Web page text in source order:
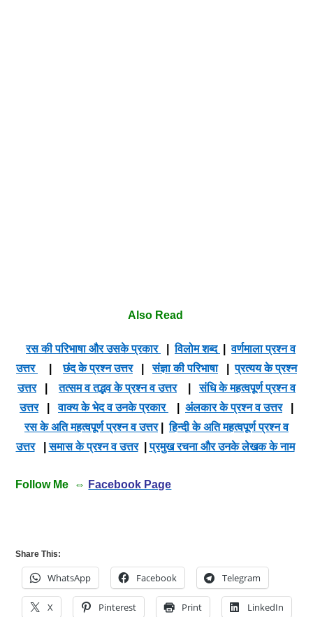
Also Read
रस की परिभाषा और उसके प्रकार |विलोम शब्द |वर्णमाला प्रश्न व
उत्तर
|छंद के प्रश्न उत्तर|संज्ञा की परिभाषा|प्रत्यय के प्रश्न
उत्तर|तत्सम व तद्भव के प्रश्न व उत्तर|संधि के महत्वपूर्ण प्रश्न व
उत्तर|वाक्य के भेद व उनके प्रकार अंलकार के प्रश्न व उत्तर|
रस के अति महत्वपूर्ण प्रश्न व उत्तर|हिन्दी के अति महत्वपूर्ण प्रश्न व
उत्तर|समास के प्रश्न व उत्तर|प्रमुख रचना और उनके लेखक के नाम
Follow Me ⇔ Facebook Page
Share This:
WhatsApp Facebook Telegram
X Pinterest Print LinkedIn